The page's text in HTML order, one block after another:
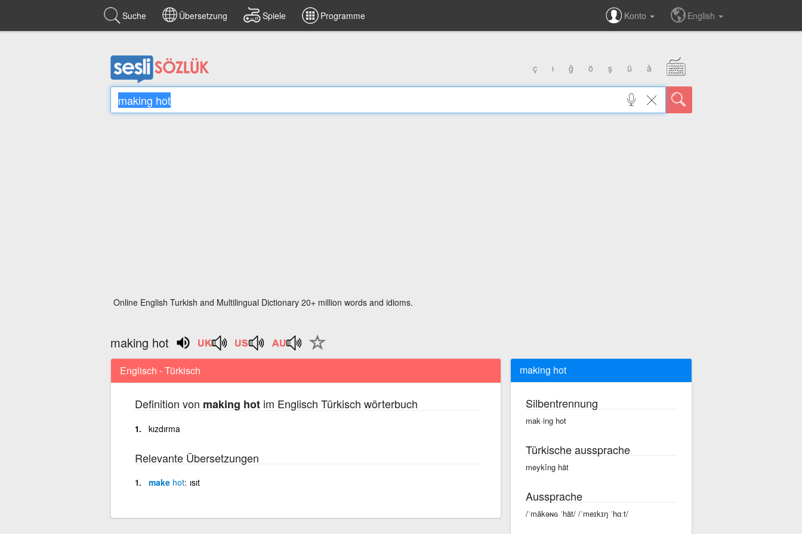
Suche Übersetzung Spiele Programme Konto English
ç ı ğ ö ş ü â
Online English Turkish and Multilingual Dictionary 20+ million words and idioms.
making hot
Englisch - Türkisch
Definition von making hotim Englisch Türkisch wörterbuch
kızdırma
Relevante Übersetzungen
make hot ısıt
making hot
Silbentrennung
mak·ing hot
Türkische aussprache
meykîng hät
Aussprache
/ˈmākəɴɢ ˈhät/ /ˈmeɪkɪŋ ˈhɑːt/